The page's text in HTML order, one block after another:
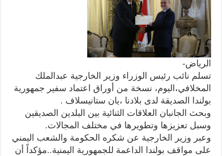
الرياض-
تسلم نائب رئيس الوزراء وزير الخارجية عبدالملك
المخلافي،اليوم، نسخة من أوراق اعتماد سفير جمهورية
بولندا الصديقة لدى بلادنا ،يان ستانيسلاف .
وبحث الجانبان العلاقات الثنائية بين البلدين الصديقين
وسبل تعزيزها وتطويرها في مختلف المجالات.
وعبر وزير الخارجية عن شكره الحكومة والشعب اليمني
على مواقف بولندا الداعمة للجمهورية اليمنية..مؤكداً أن